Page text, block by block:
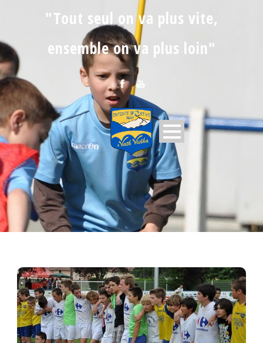
"Tout seul on va plus vite,
ensemble on va plus loin"